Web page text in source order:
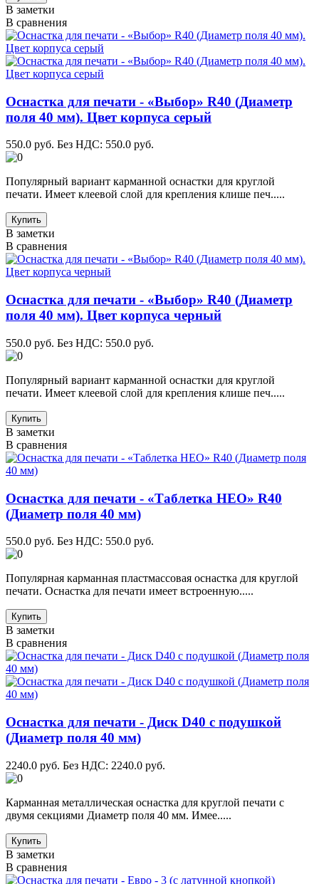
В заметки
В сравнения
Оснастка для печати - «Выбор» R40 (Диаметр
поля 40 мм). Цвет корпуса серый
550.0 руб. Без НДС: 550.0 руб.
Популярный вариант карманной оснастки для круглой
печати. Имеет клеевой слой для крепления клише печ.....
Купить
В заметки
В сравнения
Оснастка для печати - «Выбор» R40 (Диаметр
поля 40 мм). Цвет корпуса черный
550.0 руб. Без НДС: 550.0 руб.
Популярный вариант карманной оснастки для круглой
печати. Имеет клеевой слой для крепления клише печ.....
Купить
В заметки
В сравнения
Оснастка для печати - «Таблетка НЕО» R40
(Диаметр поля 40 мм)
550.0 руб. Без НДС: 550.0 руб.
Популярная карманная пластмассовая оснастка для круглой
печати. Оснастка для печати имеет встроенную.....
Купить
В заметки
В сравнения
Оснастка для печати - Диск D40 с подушкой
(Диаметр поля 40 мм)
2240.0 руб. Без НДС: 2240.0 руб.
Карманная металлическая оснастка для круглой печати с
двумя секциями Диаметр поля 40 мм. Имее.....
Купить
В заметки
В сравнения